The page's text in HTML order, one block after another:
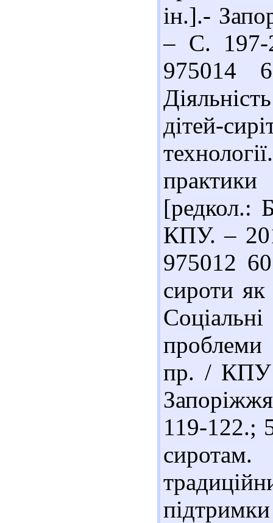
ін.].-
– С. 197-
975014
дітей-
[редкол.:
КПУ. –
975012
сироти як
проблеми
пр. / КПУ
119-122.;